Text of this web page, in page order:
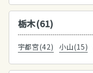
栃木(61)
宇都宮(42) 小山(15)